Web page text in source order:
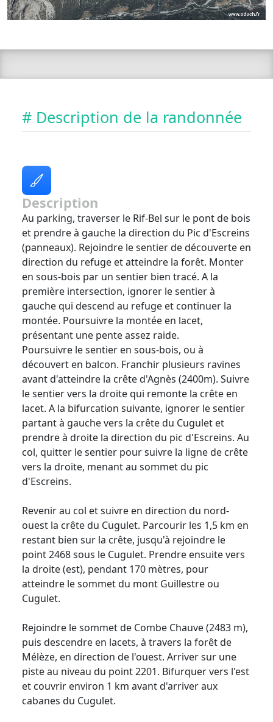
# Description de la randonnée
Description
Au parking, traverser le Rif-Bel sur le pont de bois
et prendre à gauche la direction du Pic d'Escreins
(panneaux). Rejoindre le sentier de découverte en
direction du refuge et atteindre la forêt. Monter
en sous-bois par un sentier bien tracé. A la
première intersection, ignorer le sentier à
gauche qui descend au refuge et continuer la
montée. Poursuivre la montée en lacet,
présentant une pente assez raide.
Poursuivre le sentier en sous-bois, ou à
découvert en balcon. Franchir plusieurs ravines
avant d'atteindre la crête d'Agnès (2400m). Suivre
le sentier vers la droite qui remonte la crête en
lacet. A la bifurcation suivante, ignorer le sentier
partant à gauche vers la crête du Cugulet et
prendre à droite la direction du pic d'Escreins. Au
col, quitter le sentier pour suivre la ligne de crête
vers la droite, menant au sommet du pic
d'Escreins.
Revenir au col et suivre en direction du nord-
ouest la crête du Cugulet. Parcourir les 1,5 km en
restant bien sur la crête, jusqu'à rejoindre le
point 2468 sous le Cugulet. Prendre ensuite vers
la droite (est), pendant 170 mètres, pour
atteindre le sommet du mont Guillestre ou
Cugulet.
Rejoindre le sommet de Combe Chauve (2483 m),
puis descendre en lacets, à travers la forêt de
Mélèze, en direction de l'ouest. Arriver sur une
piste au niveau du point 2201. Bifurquer vers l'est
et couvrir environ 1 km avant d'arriver aux
cabanes du Cugulet.